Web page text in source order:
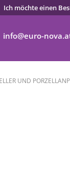
Ich möchte einen
info euro-
UND